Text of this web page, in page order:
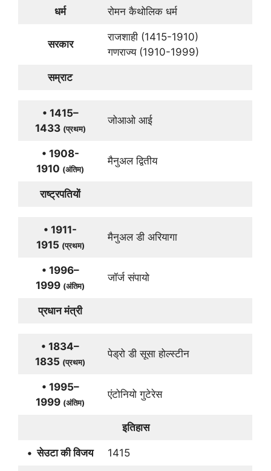
धर्म रोमन कैथोलिक धर्म
सरकार
राजशाही (1415-1910)
गणराज्य (1910-1999)
सम्राट
• 1415–
1433 (प्रथम)
जोआओ आई
• 1908-
1910 (अंतिम)
मैनुअल द्वितीय
राष्ट्रपतियों
• 1911-
1915 (प्रथम)
मैनुअल डी अरियागा
• 1996–
1999 (अंतिम)
जॉर्ज संपायो
प्रधान मंत्री
• 1834–
1835 (प्रथम)
पेड्रो डी सूसा होल्स्टीन
• 1995–
1999 (अंतिम)
एंटोनियो गुटेरेस
इतिहास
• सेउटा की विजय 1415